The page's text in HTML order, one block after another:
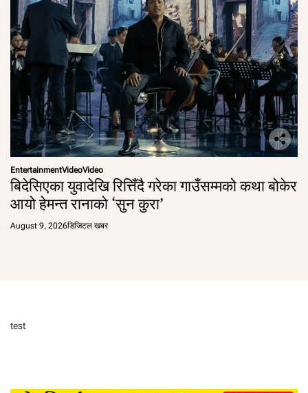
EntertainmentVideoVideo
बिदेसिएका युवादेखि रित्तिँदै गरेका गाउँसम्मको कथा बोकेर
आयो हेमन्त रानाको ‘सुन कुरा’
August 9, 2026डिजिटल खबर
test